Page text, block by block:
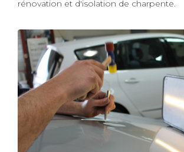
rénovation et d'isolation de charpente.